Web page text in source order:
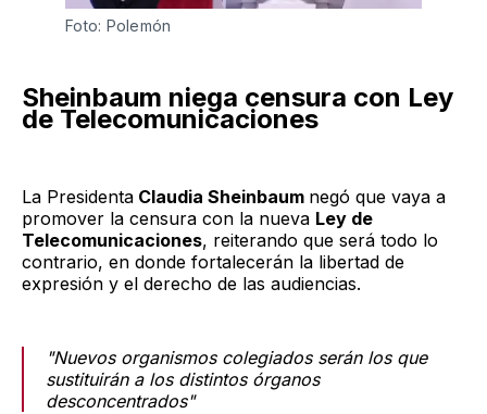
Foto: Polemón
Sheinbaum niega censura con Ley
de Telecomunicaciones
La Presidenta Claudia Sheinbaum negó que vaya a
promover la censura con la nueva Ley de
Telecomunicaciones, reiterando que será todo lo
contrario, en donde fortalecerán la libertad de
expresión y el derecho de las audiencias.
"Nuevos organismos colegiados serán los que
sustituirán a los distintos órganos
desconcentrados"